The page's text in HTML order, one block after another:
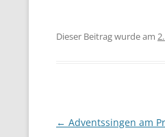
Dieser Beitrag wurde am
Beitragsnavigation
← Adventssingen am